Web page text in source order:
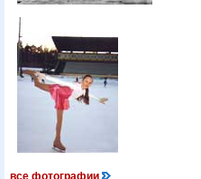
все фотографии